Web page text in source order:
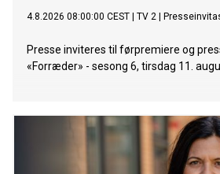
4.8.2026 08:00:00 CEST TV 2
Presse inviteres til førpremiere og
«Forræder» - sesong 6, tirsdag 11.